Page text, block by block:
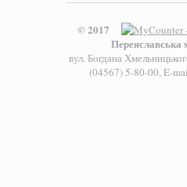
© 2017
Переяславська
вул. Богдана
(04567) 5-80-00, E-